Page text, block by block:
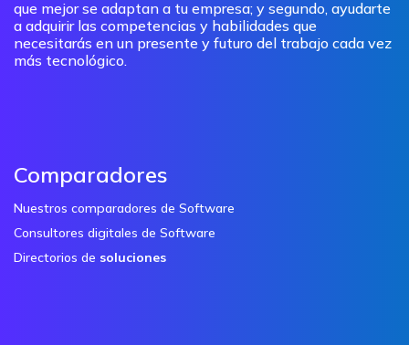
que mejor se adaptan a tu empresa; y segundo, ayudarte
a adquirir las competencias y habilidades que
necesitarás en un presente y futuro del trabajo cada vez
más tecnológico.
Comparadores
Nuestros comparadores de Software
Consultores digitales de Software
Directorios de soluciones